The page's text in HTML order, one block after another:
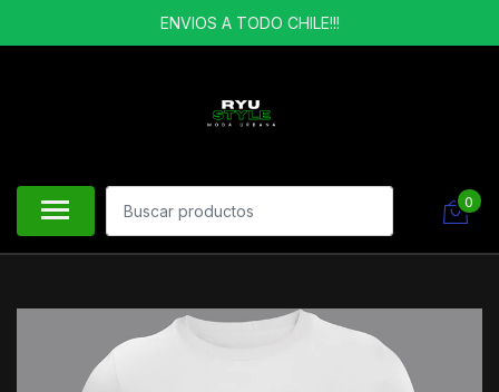
ENVIOS A TODO CHILE!!!
0